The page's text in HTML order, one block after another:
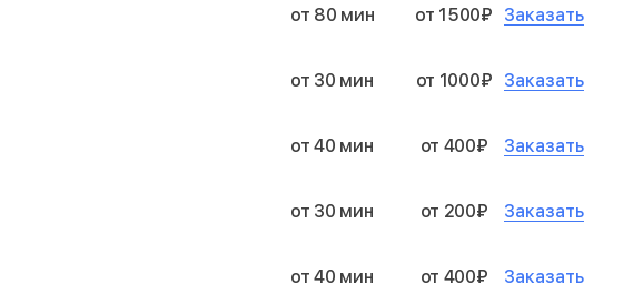
от 80 мин от 1500₽ Заказать
от 30 мин от 1000₽ Заказать
от 40 мин от 400₽ Заказать
от 30 мин от 200₽ Заказать
от 40 мин от 400₽ Заказать